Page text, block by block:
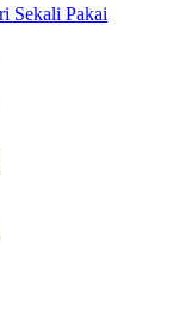
Sekali Pakai